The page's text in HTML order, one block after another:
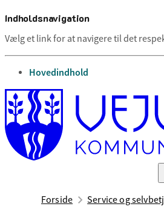
Indholdsnavigation
Vælg et link for at navigere til det
gå til
Hovedindhold
Forside Service og